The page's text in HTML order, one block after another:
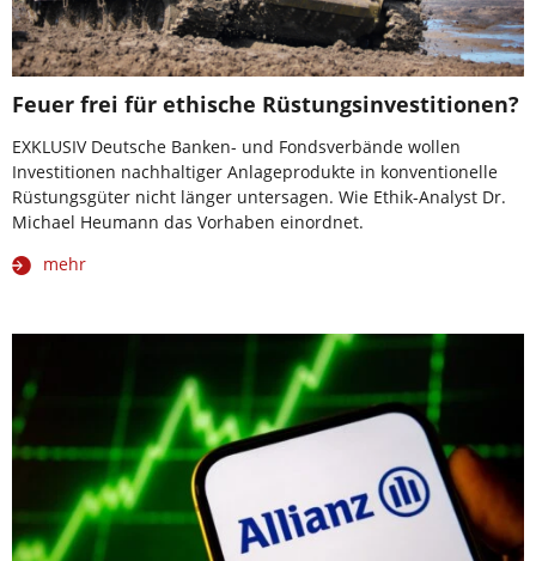
Feuer frei für ethische Rüstungsinvestitionen?
EXKLUSIV Deutsche Banken- und Fondsverbände wollen
Investitionen nachhaltiger Anlageprodukte in konventionelle
Rüstungsgüter nicht länger untersagen. Wie Ethik-Analyst Dr.
Michael Heumann das Vorhaben einordnet.
mehr